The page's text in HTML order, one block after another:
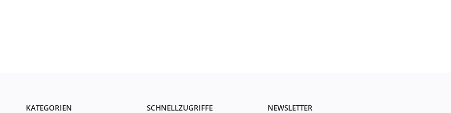
KATEGORIEN SCHNELLZUGRIFFE NEWSLETTER